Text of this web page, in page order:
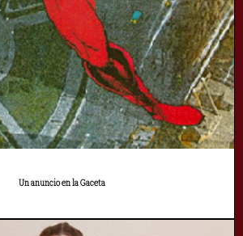
Un anuncio en la Gaceta